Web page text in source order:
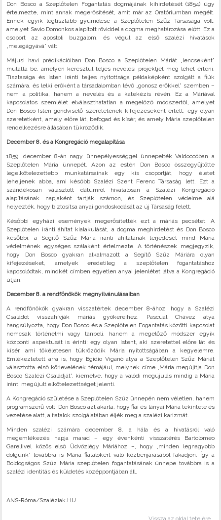
Don Bosco a Szeplőtelen Fogantatás dogmájának kihirdetését (1854) úgy
értelmezte, mint annak megerősítését, amit már az Oratóriumban megélt.
Ennek egyik legtisztább gyümölcse a Szeplőtelen Szűz Társasága volt,
amelyet Savio Domonkos alapított röviddel a dogma meghatározása előtt. Ez a
csoport az apostoli buzgalom, és végül az első szalézi hivatások
„melegágyává” vált.
Májusi havi prédikációiban Don Bosco a Szeplőtelen Máriát „lencseként”
mutatta be, amelyen keresztül teljes nevelési projektjét meg lehet érteni.
Tisztasága és Isten iránti teljes nyitottsága példaképként szolgált a fiúk
számára, és lelki erőként a társadalomban lévő „gonosz erőkkel” szemben –
nem a politika, hanem a nevelés és a katekézis révén. Ez a Máriával
kapcsolatos szemlélet elválaszthatatlan a megelőző módszertől, amelyet
Don Bosco Isten gondviselő szeretetének kifejezéseként értett: egy olyan
szeretetként, amely előre lát, befogad és kísér, és amely Mária szeplőtelen
rendelkezésre állásában tükröződik.
December 8. és a Kongregáció megalapítása
1859. december 8-án nagy ünnepélyességgel ünnepelték Valdoccóban a
Szeplőtelen Mária ünnepét. Azon az estén Don Bosco összegyűjtötte
legelkötelezettebb munkatársainak egy kis csoportját, hogy életet
leheljenek abba, ami később Szalézi Szent Ferenc Társaság lett. Ezt a
szándékosan választott dátumról hivatalosan a Szalézi Kongregáció
alapításának napjaként tartják számon, és Szeplőtelen védelme alá
helyezték, hogy biztosítsa anyai gondoskodását az új Társaság felett.
Későbbi egyházi események megerősítették ezt a máriás pecsétet. A
Szeplőtelen iránti áhítat kialakulását, a dogma meghirdetést és Don Bosco
későbbi, a Segítő Szűz Mária iránti áhítatának terjedését mind Mária
védelmének egységes szálaként értelmezte. A történészek megjegyzik,
hogy Don Bosco gyakran alkalmazott a Segítő Szűz Máriára olyan
kifejezéseket, amelyek eredetileg a szeplőtelen fogantatáshoz
kapcsolódtak, mindkét címben egyetlen anyai jelenlétet látva a Kongregáció
útján.
December 8. a rendfőnökök megnyilvánulásaiban
A rendfőnökök gyakran visszatértek december 8-ához, hogy a Szalézi
Családot visszahívják máriás gyökereihez. Pascual Chávez atya
hangsúlyozta, hogy Don Bosco és a Szeplőtelen Fogantatás közötti kapcsolat
nemcsak történelmi vagy tanbeli, hanem a megelőző módszer egyik
központi aspektusát is érinti: egy olyan Istent, aki szeretettel előre lát és
kísér, ami tökéletesen tükröződik Mária nyitottságában a kegyelemre.
Emlékeztetett arra is, hogy Egidio Viganò atya a Szeplőtelen Szűz Máriát
választotta első körlevelének témájául, melynek címe „Mária megújítja Don
Bosco Szalézi Családját”, kiemelve, hogy a valódi megújulás mindig a Mária
iránti megújult elkötelezettséget jelenti.
A Kongregáció születése a Szeplőtelen Szűz ünnepén nem véletlen, hanem
programszerű volt. Don Bosco azt akarta, hogy fiai és lányai Mária tekintete és
vezetése alatt, a fiatalok szolgálatában éljék meg a szalézi karizmát.
Minden szalézi számára december 8. a hála és a hivatásról való
megemlékezés napja marad – egy évenkénti visszatérés Bartolomeo
Garellivel közös első Üdvözlégy Máriához –, hogy „minden legnagyobb
dolgunk” továbbra is Mária fiatalokért való közbenjárásából fakadjon. Így a
Boldogságos Szűz Mária szeplőtelen fogantatásának ünnepe továbbra is a
szalézi identitás és küldetés középpontjában áll.
ANS-Róma/Szaléziak.HU
Vissza az oldal tetejére